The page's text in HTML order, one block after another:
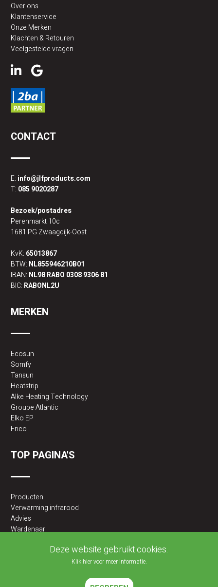
Over ons
Klantenservice
Onze Merken
Klachten & Retouren
Veelgestelde vragen
CONTACT
E: info@jlfproducts.com
T: 085 9020287
Bezoek/postadres
Perenmarkt 10c
1681 PG Zwaagdijk-Oost
KvK: 65013867
BTW: NL855946210B01
IBAN: NL98 RABO 0308 9306 81
BIC: RABONL2U
MERKEN
Ecosun
Somfy
Tansun
Heatstrip
Alke Heating Technology
Groupe Atlantic
Elko EP
Frico
TOP PAGINA'S
Producten
Verwarming infrarood
Advies
Wardenaar
Deze website gebruikt cookies.
Klik hier voor meer informatie.